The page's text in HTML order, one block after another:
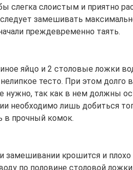
слегка слоистым и приятно
замешивать
преждевременно таять.
яйцо и 2 столовые ложки
тесто. При этом
нужно, так как в нем должны
необходимо лишь добиться
в прочный комок.
замешивании крошится и плохо
по половине столовой